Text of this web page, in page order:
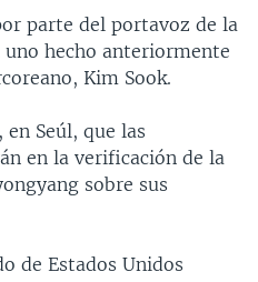
parte del portavoz de la
hecho anteriormente
Kim Sook.
Seúl, que las
en la verificación de la
sobre sus
de Estados Unidos